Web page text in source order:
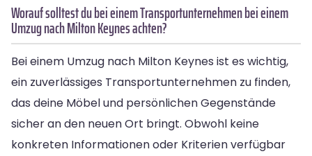
Worauf solltest du bei einem Transportunternehmen bei einem
Umzug nach Milton Keynes achten?
Bei einem Umzug nach Milton Keynes ist es wichtig,
ein zuverlässiges Transportunternehmen zu finden,
das deine Möbel und persönlichen Gegenstände
sicher an den neuen Ort bringt. Obwohl keine
konkreten Informationen oder Kriterien verfügbar